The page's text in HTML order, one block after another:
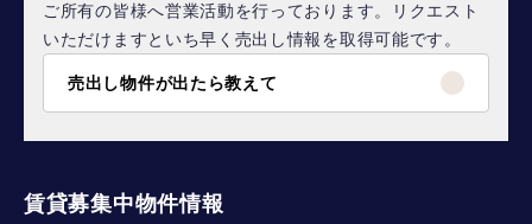
ご所有の皆様へ営業活動を行っております。リクエスト
いただけますといち早く売出し情報を取得可能です。
売出し物件が出たら教えて
賃貸募集中物件情報